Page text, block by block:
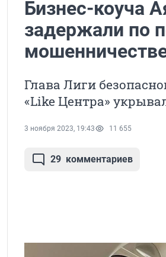
Бизнес-коуча
задержали по
Глава Лиги
«Like Центра»
3 ноября 2023, 19:43 11 655
29 комментариев